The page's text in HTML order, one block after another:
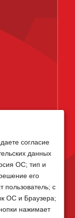
согласие
данных
ОС; тип и
его
пользователь; с
ОС и Браузера;
нажимает